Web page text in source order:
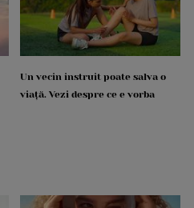
Un vecin instruit poate salva o
viață. Vezi despre ce e vorba